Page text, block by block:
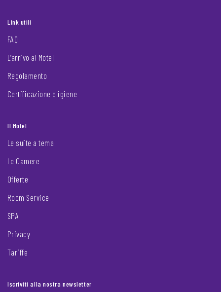
Link utili
FAQ
L’arrivo al Motel
Regolamento
Certificazione e igiene
Il Motel
Le suite a tema
Le Camere
Offerte
Room Service
SPA
Privacy
Tariffe
Iscriviti alla nostra newsletter